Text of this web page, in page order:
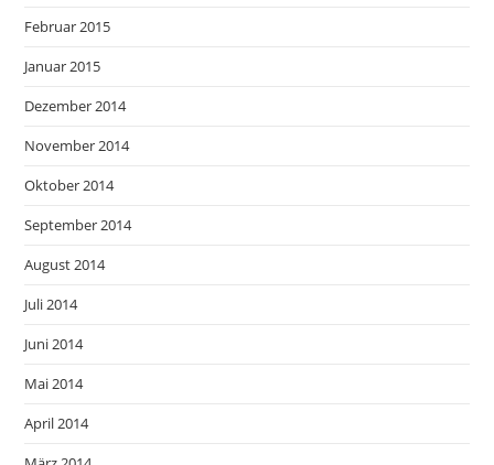
Februar 2015
Januar 2015
Dezember 2014
November 2014
Oktober 2014
September 2014
August 2014
Juli 2014
Juni 2014
Mai 2014
April 2014